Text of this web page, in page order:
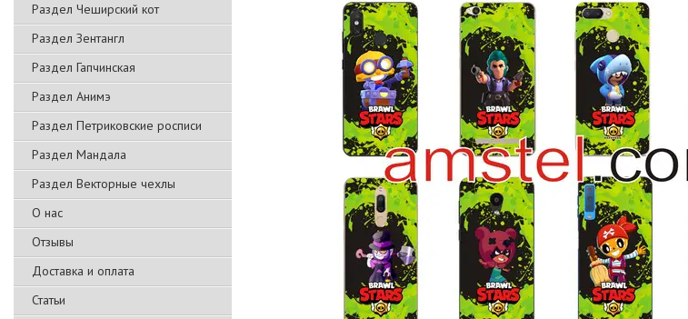
Раздел Чеширский кот
Раздел Зентангл
Раздел Гапчинская
Раздел Анимэ
Раздел Петриковские росписи
Раздел Мандала
Раздел Векторные чехлы
О нас
Отзывы
Доставка и оплата
Статьи